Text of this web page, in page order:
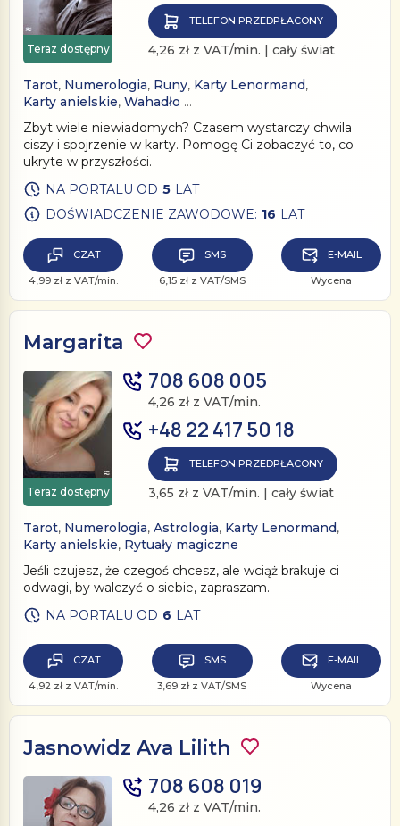
Teraz dostępny
TELEFON PRZEDPŁACONY
4,26 zł z VAT/min. | cały świat
CZAT
4,99 zł z VAT/min.
SMS
6,15 zł z VAT/SMS
E-MAIL
Wycena
Tarot, Numerologia, Runy, Karty Lenormand,
Karty anielskie, Wahadło …
Zbyt wiele niewiadomych? Czasem wystarczy chwila
ciszy i spojrzenie w karty. Pomogę Ci zobaczyć to, co
ukryte w przyszłości.
NA PORTALU OD 5 LAT
DOŚWIADCZENIE ZAWODOWE: 16 LAT
Margarita
Teraz dostępny
708 608 005
4,26 zł z VAT/min.
+48 22 417 50 18
TELEFON PRZEDPŁACONY
3,65 zł z VAT/min. | cały świat
CZAT
4,92 zł z VAT/min.
SMS
3,69 zł z VAT/SMS
E-MAIL
Wycena
Tarot, Numerologia, Astrologia, Karty Lenormand,
Karty anielskie, Rytuały magiczne
Jeśli czujesz, że czegoś chcesz, ale wciąż brakuje ci
odwagi, by walczyć o siebie, zapraszam.
NA PORTALU OD 6 LAT
Jasnowidz Ava Lilith
708 608 019
4,26 zł z VAT/min.